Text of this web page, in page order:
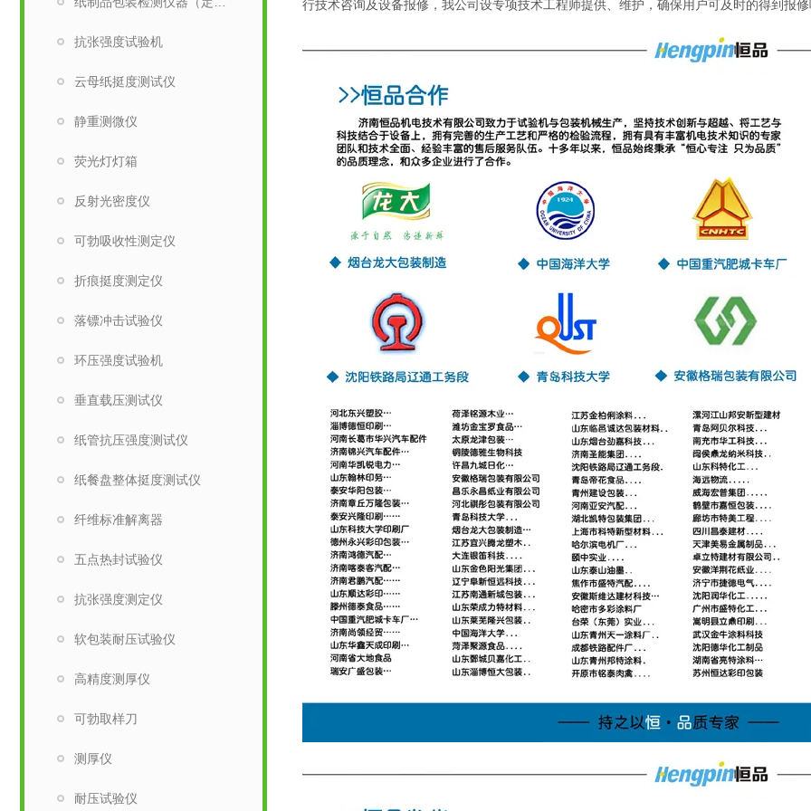
行技术咨询及设备报修，我公司设专项技术工程师提供、维护，确保用户可及时的得到报
抗张强度试验机
云母纸挺度测试仪
静重测微仪
荧光灯灯箱
反射光密度仪
可勃吸收性测定仪
折痕挺度测定仪
落镖冲击试验仪
环压强度试验机
垂直载压测试仪
纸管抗压强度测试仪
纸餐盘整体挺度测试仪
纤维标准解离器
五点热封试验仪
抗张强度测定仪
软包装耐压试验仪
高精度测厚仪
可勃取样刀
测厚仪
耐压试验仪